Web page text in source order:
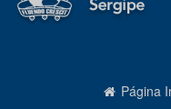
Página